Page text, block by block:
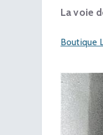
La voie
Boutique